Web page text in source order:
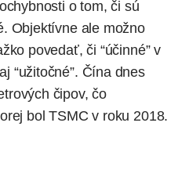
o tom, či sú
Objektívne ale možno
povedať, či “účinné” v
“užitočné”. Čína dnes
čipov, čo
bolTSMC v roku 2018.